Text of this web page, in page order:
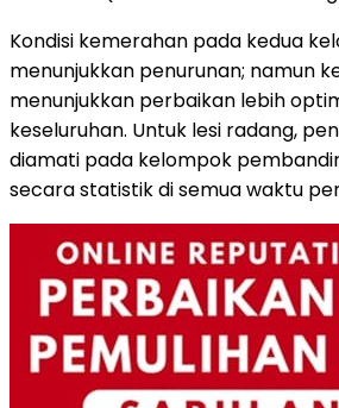
Kondisi kemerahan pada kedua
menunjukkan penurunan; namun
menunjukkan perbaikan lebih
keseluruhan. Untuk lesi radang,
diamati pada kelompok
secara statistik di semua waktu